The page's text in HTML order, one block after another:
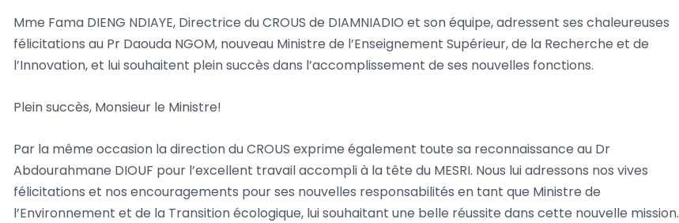
Mme Fama DIENG NDIAYE, Directrice du CROUS de DIAMNIADIO et son équipe, adressent ses chaleureuses
félicitations au Pr Daouda NGOM, nouveau Ministre de l’Enseignement Supérieur, de la Recherche et de
l’Innovation, et lui souhaitent plein succès dans l’accomplissement de ses nouvelles fonctions.
Plein succès, Monsieur le Ministre!
Par la même occasion la direction du CROUS exprime également toute sa reconnaissance au Dr
Abdourahmane DIOUF pour l’excellent travail accompli à la tête du MESRI. Nous lui adressons nos vives
félicitations et nos encouragements pour ses nouvelles responsabilités en tant que Ministre de
l’Environnement et de la Transition écologique, lui souhaitant une belle réussite dans cette nouvelle mission.